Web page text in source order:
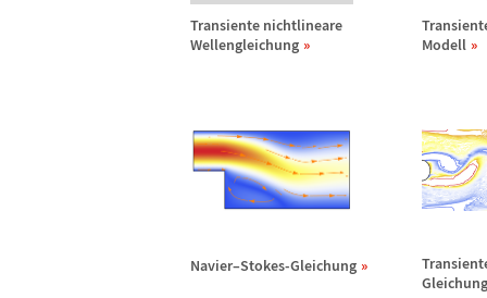
Transiente nichtlineare
Wellengleichung
Modell
Navier–Stokes-Gleichung
Gleichung